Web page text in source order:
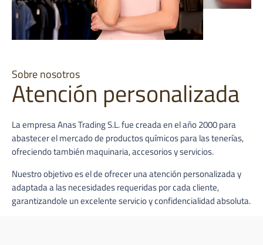
Sobre nosotros
Atención personalizada
La empresa Anas Trading S.L. fue creada en el año 2000 para
abastecer el mercado de productos químicos para las tenerías,
ofreciendo también maquinaria, accesorios y servicios.
Nuestro objetivo es el de ofrecer una atención personalizada y
adaptada a las necesidades requeridas por cada cliente,
garantizandole un excelente servicio y confidencialidad absoluta.